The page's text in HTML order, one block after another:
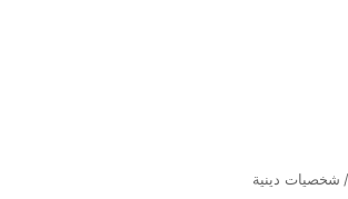
/ شخصيات دينية